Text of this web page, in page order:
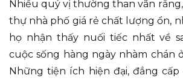
Nhiều quý vị thường than vãn rằng,
thự nhà phố giá rẻ chất lượng ổn,
họ nhận thấy nuối tiếc nhất về
cuộc sống hàng ngày nhàm chán
Những tiện ích hiện đại, đẳng